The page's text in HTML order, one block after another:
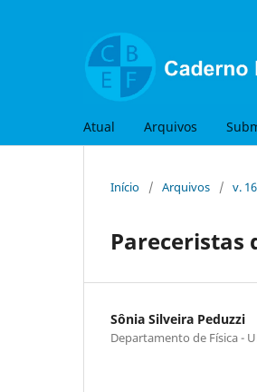
Atual Arquivos
Início / Arquivos / v.
Pareceristas
Sônia Silveira Peduzzi
Departamento de Física -